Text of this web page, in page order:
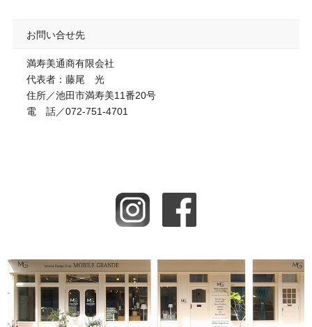
お問い合せ先
満寿美通商有限会社
代表者：藤尾 光
住所／池田市満寿美11番20号
電 話／072-751-4701